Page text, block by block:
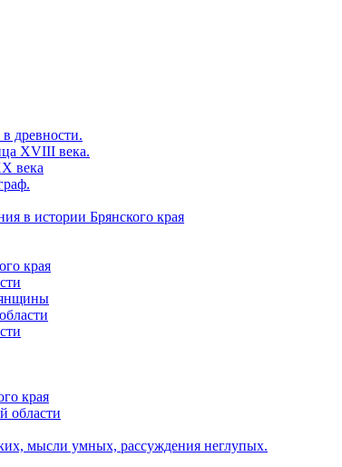
древности.
XVIII века.
века
в истории Брянского края
края
края
области
мысли умных, рассуждения неглупых.